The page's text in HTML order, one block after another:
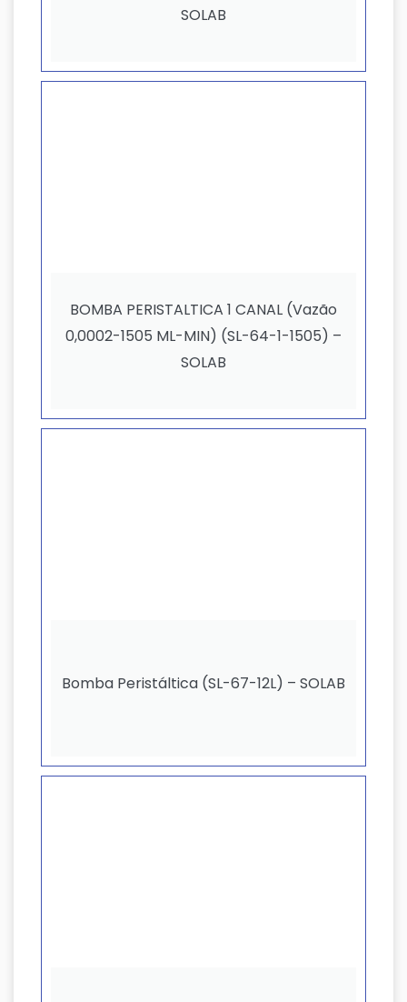
SOLAB
BOMBA PERISTALTICA 1 CANAL (Vazão
0,0002-1505 ML-MIN) (SL-64-1-1505) –
SOLAB
Bomba Peristáltica (SL-67-12L) – SOLAB